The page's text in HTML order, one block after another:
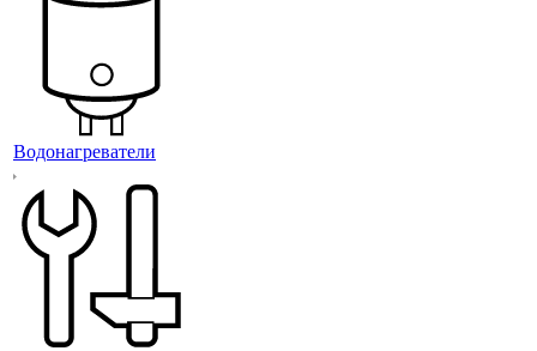
Водонагреватели